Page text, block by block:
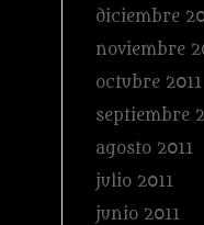
diciembre
noviembre
octubre 2011
septiembre
agosto 2011
julio 2011
junio 2011